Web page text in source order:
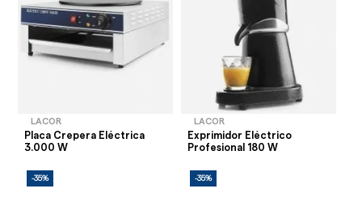
LACOR
Placa Crepera Eléctrica
3.000 W
-35%
LACOR
Exprimidor Eléctrico
Profesional 180 W
-35%